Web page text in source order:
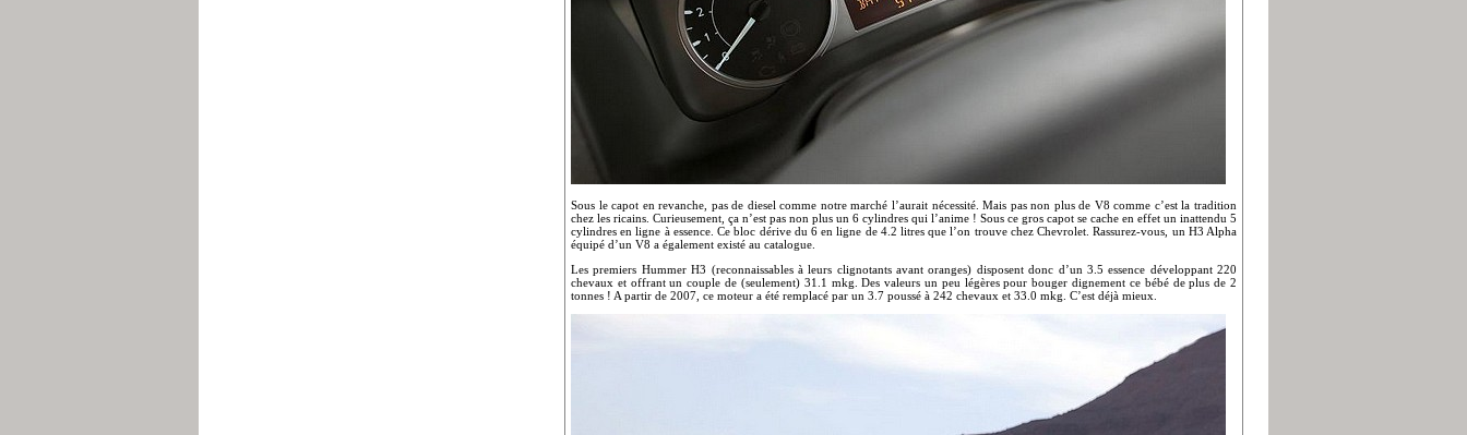
Sous le capot en revanche, pas de diesel comme notre marché l’aurait nécessité. Mais pas non plus de V8 comme c’est la tradition
chez les ricains. Curieusement, ça n’est pas non plus un 6 cylindres qui l’anime ! Sous ce gros capot se cache en effet un inattendu 5
cylindres en ligne à essence. Ce bloc dérive du 6 en ligne de 4.2 litres que l’on trouve chez Chevrolet. Rassurez-vous, un H3 Alpha
équipé d’un V8 a également existé au catalogue.
Les premiers Hummer H3 (reconnaissables à leurs clignotants avant oranges) disposent donc d’un 3.5 essence développant 220
chevaux et offrant un couple de (seulement) 31.1 mkg. Des valeurs un peu légères pour bouger dignement ce bébé de plus de 2
tonnes ! A partir de 2007, ce moteur a été remplacé par un 3.7 poussé à 242 chevaux et 33.0 mkg. C’est déjà mieux.